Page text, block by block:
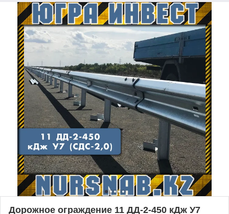
Дорожное ограждение 11 ДД-2-450 кДж У7